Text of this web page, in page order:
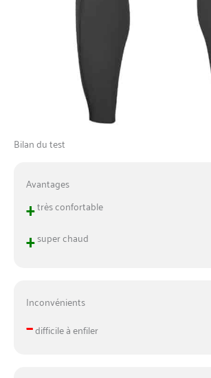
Bilan du test
Avantages
+très confortable
+super chaud
Inconvénients
–difficile à enfiler